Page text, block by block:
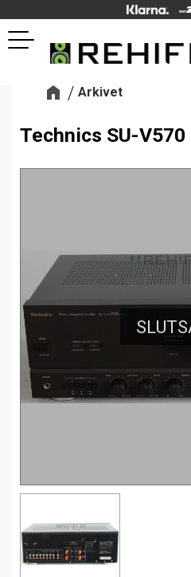
Meny
Arkivet
Technics SU-V570